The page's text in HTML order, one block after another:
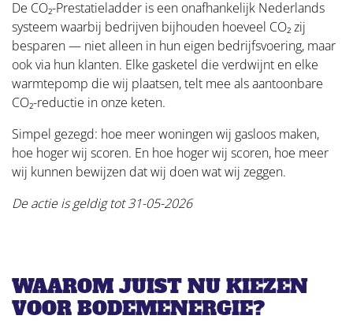
De CO₂-Prestatieladder is een onafhankelijk Nederlands
systeem waarbij bedrijven bijhouden hoeveel CO₂ zij
besparen — niet alleen in hun eigen bedrijfsvoering, maar
ook via hun klanten. Elke gasketel die verdwijnt en elke
warmtepomp die wij plaatsen, telt mee als aantoonbare
CO₂-reductie in onze keten.
Simpel gezegd: hoe meer woningen wij gasloos maken,
hoe hoger wij scoren. En hoe hoger wij scoren, hoe meer
wij kunnen bewijzen dat wij doen wat wij zeggen.
De actie is geldig tot 31-05-2026
WAAROM JUIST NU KIEZEN
VOOR BODEMENERGIE?